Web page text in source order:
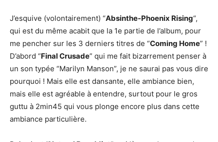
J’esquive (volontairement) “Absinthe-Phoenix Rising“,
qui est du même acabit que la 1e partie de l’album, pour
me pencher sur les 3 derniers titres de “Coming Home” !
D’abord “Final Crusade” qui me fait bizarrement penser à
un son typée “Marilyn Manson”, je ne saurai pas vous dire
pourquoi ! Mais elle est dansante, elle ambiance bien,
mais elle est agréable à entendre, surtout pour le gros
guttu à 2min45 qui vous plonge encore plus dans cette
ambiance particulière.